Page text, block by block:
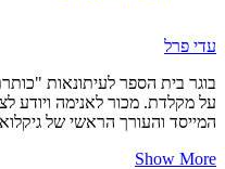
עדי פרל
בוגר בית הספר לעיתונאות
על מקלדת. מכור לאנימה ויודע
המייסד והעורך הראשי של
Show More